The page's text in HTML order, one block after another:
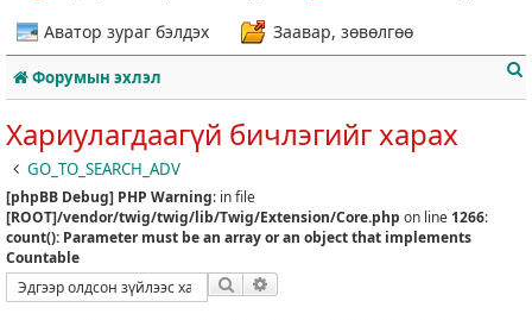
Аватор зураг бэлдэх
Заавар, зөвөлгөө
Форумын эхлэл
Хариулагдаагүй бичлэгийг харах
GO_TO_SEARCH_ADV
[phpBB Debug] PHP Warning: in file
[ROOT]/vendor/twig/twig/lib/Twig/Extension/Core.php on line 1266:
count(): Parameter must be an array or an object that implements
Countable
Хайлт